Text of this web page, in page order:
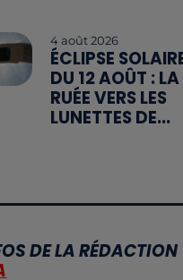
4 août 2026
ÉCLIPSE
DU 12 AOÛT : LA
RUÉE VERS LES
LUNETTES DE...
DE LA RÉDACTION